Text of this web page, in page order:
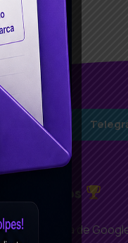
Conteúdos
Agência de